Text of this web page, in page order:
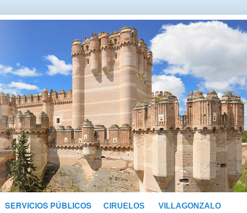
SERVICIOS PÚBLICOS CIRUELOS VILLAGONZALO